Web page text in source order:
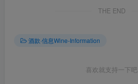
THE END
酒款·信息Wine-Information
喜欢就支持一下吧